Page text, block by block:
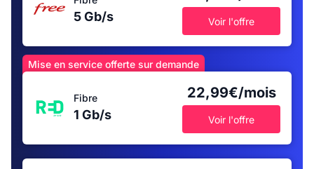
5 Gb/s Voir l'offre
Mise en service offerte sur demande
Fibre
1 Gb/s
22,99€/mois
Voir l'offre